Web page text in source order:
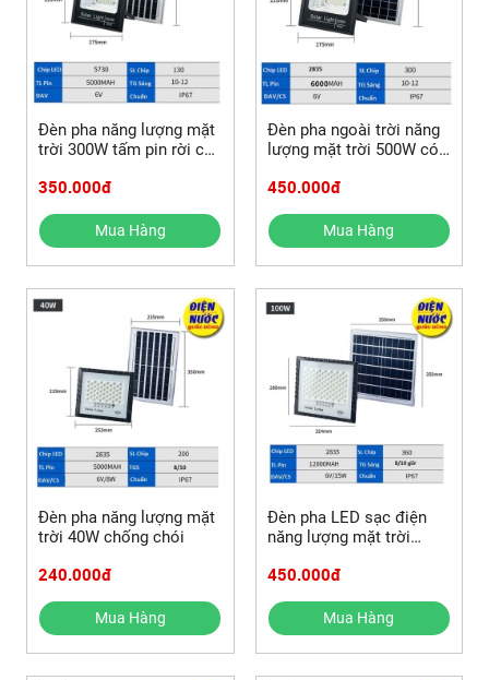
Đèn pha năng lượng mặt
trời 300W tấm pin rời có
350.000đ
Mua Hàng
Đèn pha ngoài trời năng
lượng mặt trời 500W có
450.000đ
Mua Hàng
Đèn pha năng lượng mặt
trời 40W chống chói
240.000đ
Mua Hàng
Đèn pha LED sạc điện
năng lượng mặt trời
điều khiển
450.000đ
Mua Hàng